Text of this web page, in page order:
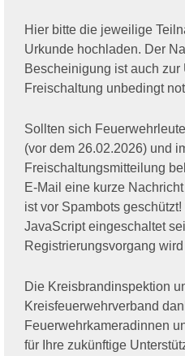
Hier bitte die jeweilige
Urkunde hochladen. Der
Bescheinigung ist auch zur
Freischaltung unbedingt
Sollten sich
(vor dem 26.02.2026) und
Freischaltungsmitteilung
E-Mail eine kurze Nachricht
ist vor Spambots
JavaScript eingeschaltet
Registrierungsvorgang
Die Kreisbrandinspektion
Kreisfeuerwehrverband
Feuerwehrkameradinnen
für Ihre zukünftige